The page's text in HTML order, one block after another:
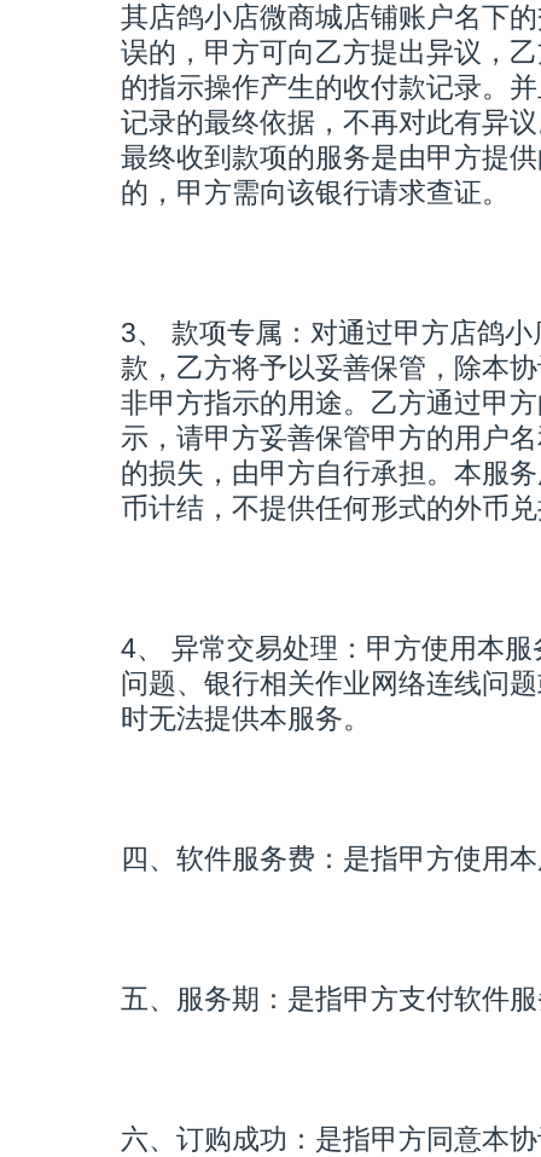
其店鸽小店微商城店铺账户名下
误的，甲方可向乙方提出异议，
的指示操作产生的收付款记录。
记录的最终依据，不再对此有异
最终收到款项的服务是由甲方提
的，甲方需向该银行请求查证。
3、 款项专属：对通过甲方店鸽
款，乙方将予以妥善保管，除本
非甲方指示的用途。乙方通过甲
示，请甲方妥善保管甲方的用户
的损失，由甲方自行承担。本服
币计结，不提供任何形式的外币
4、 异常交易处理：甲方使用本
问题、银行相关作业网络连线问
时无法提供本服务。
四、软件服务费：是指甲方使用
五、服务期：是指甲方支付软件
六、订购成功：是指甲方同意本